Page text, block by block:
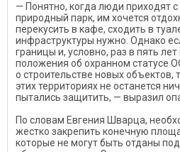
— Понятно, когда люди приходят с
природный парк, им хочется
перекусить в кафе, сходить в
инфраструктуры нужно. Однако
границы и, условно, раз в пять
положения об охранном статусе
о строительстве новых объектов,
этих территориях не останется
пытались защитить, — выразил
По словам Евгения Шварца,
жестко закрепить конечную
которые не могут быть отданы